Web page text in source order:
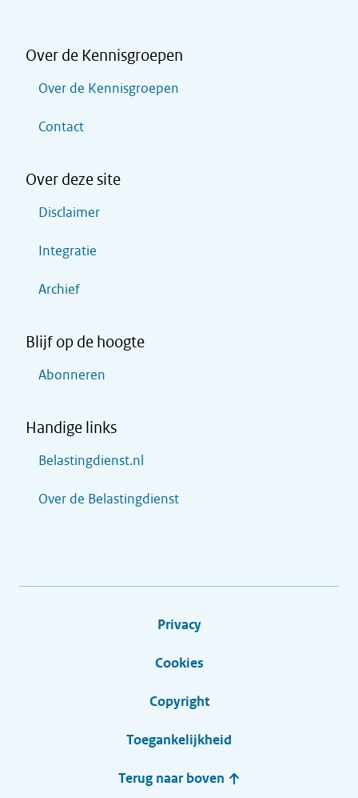
Over de Kennisgroepen
Over de Kennisgroepen
Contact
Over deze site
Disclaimer
Integratie
Archief
Blijf op de hoogte
Abonneren
Handige links
Belastingdienst.nl
Over de Belastingdienst
Privacy
Cookies
Copyright
Toegankelijkheid
Terug naar boven